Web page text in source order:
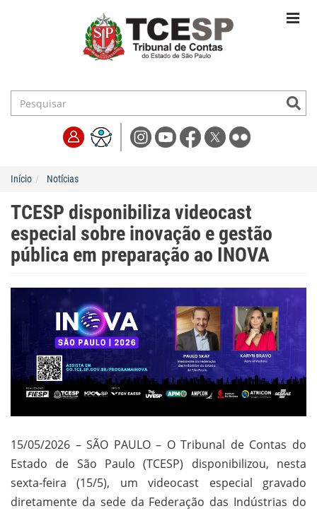
Início Notícias
TCESP disponibiliza videocast
especial sobre inovação e gestão
pública em preparação ao INOVA
15/05/2026 – SÃO PAULO – O Tribunal de Contas do
Estado de São Paulo (TCESP) disponibilizou, nesta
sexta-feira (15/5), um videocast especial gravado
diretamente da sede da Federação das Indústrias do